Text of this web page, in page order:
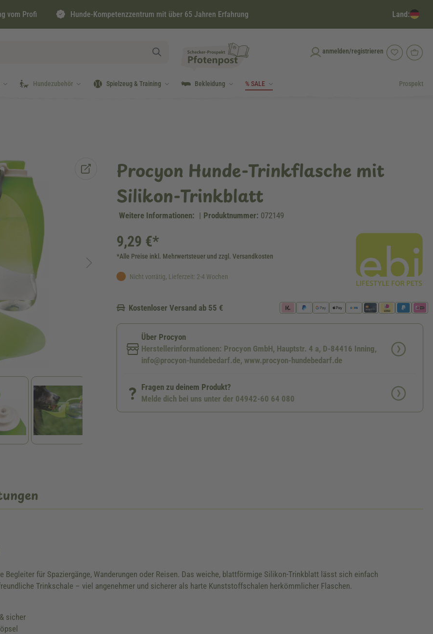
vom Profi Hunde-Kompetenzzentrum mit über 65 Jahren Erfahrung Land:
anmelden/registrieren
Hundezubehör Spielzeug & Training Bekleidung % SALE Prospekt
Procyon Hunde-Trinkflasche mit
Silikon-Trinkblatt
Weitere Informationen: | Produktnummer: 072149
9,29 €*
*Alle Preise inkl. Mehrwertsteuer und zzgl. Versandkosten
Nicht vorrätig, Lieferzeit: 2-4 Wochen
Kostenloser Versand ab 55 €
Über Procyon
Herstellerinformationen: Procyon GmbH, Hauptstr. 4 a, D-84416 Inning,
info@procyon-hundebedarf.de, www.procyon-hundebedarf.de
Fragen zu deinem Produkt?
Melde dich bei uns unter der 04942-60 64 080
für Spaziergänge, Wanderungen oder Reisen. Das weiche, blattförmige Silikon-Trinkblatt lässt sich einfach
Trinkschale – viel angenehmer und sicherer als harte Kunststoffschalen herkömmlicher Flaschen.
sicher